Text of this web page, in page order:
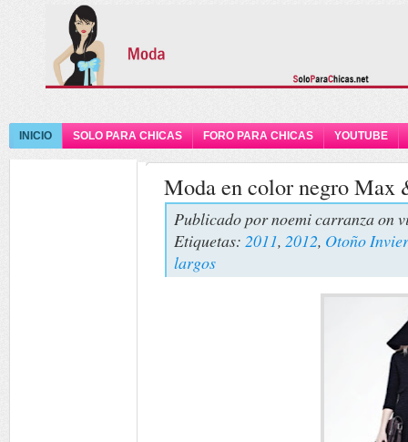
INICIO SOLO PARA CHICAS FORO PARA CHICAS YOUTUBE
Moda en color negro Max
Publicado pornoemi carranzaon
Etiquetas: 2011, 2012, Otoño
largos